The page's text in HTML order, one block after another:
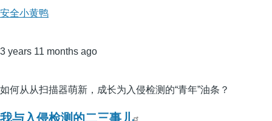
安全小黄鸭
3 years 11 months ago
如何从从扫描器萌新，成长为入侵检测的“青年”油条？
我与入侵检测的二三事儿